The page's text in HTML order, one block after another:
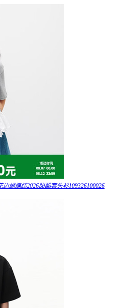
蝴蝶结2026甜酷套头衫109326100026